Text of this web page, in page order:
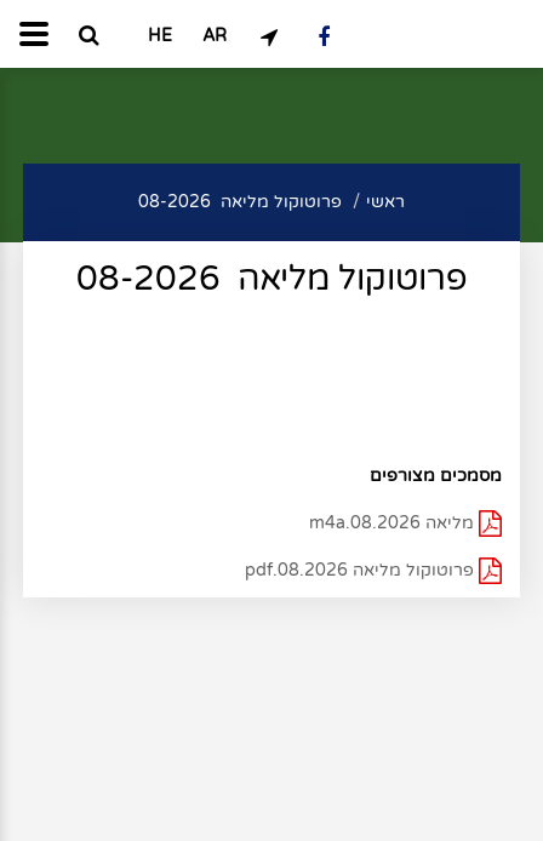
AR
HE
ראשי פרוטוקול מליאה 08-2026
פרוטוקול מליאה 08-2026
מסמכים מצורפים
מליאה 08.2026.m4a
פרוטוקול מליאה 08.2026.pdf